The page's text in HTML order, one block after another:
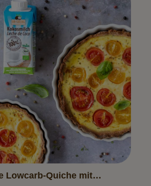
Lowcarb-Quiche mit